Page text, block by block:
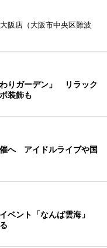
阪店（大阪市中央区難波
りガーデン」 リラック
装飾も
へ アイドルライブや国
ベント「なんば雲海」